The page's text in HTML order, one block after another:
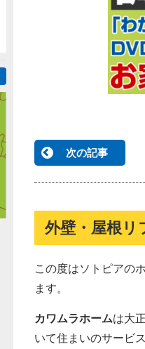
次の記事
外壁・屋根リ
この度はソトピアの
ます。
カワムラホームは大
いて住まいのサービ